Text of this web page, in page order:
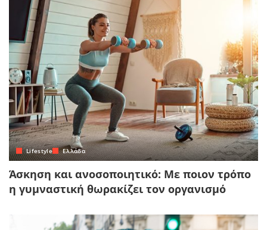
Lifestyle Ελλάδα
Άσκηση και ανοσοποιητικό: Με ποιον τρόπο
η γυμναστική θωρακίζει τον οργανισμό